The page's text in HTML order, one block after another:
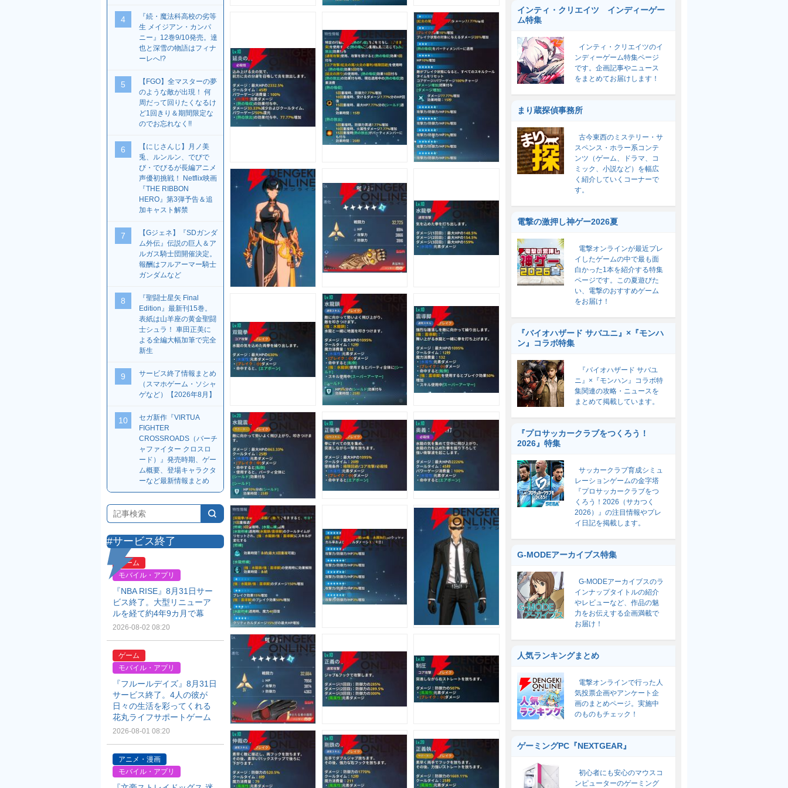
4
『続・魔法科高校の劣等
生 メイジアン・カンパ
ニー』12巻9/10発売。達
也と深雪の物語はフィナ
ーレへ!?
5
【FGO】全マスターの夢
のような敵が出現！ 何
周だって回りたくなるけ
ど1回きり＆期間限定な
のでお忘れなく!!
6
【にじさんじ】月ノ美
兎、ルンルン、でびで
び・でびるが長編アニメ
声優初挑戦！ Netflix映画
『THE RIBBON
HERO』第3弾予告＆追
加キャスト解禁
7
【Gジェネ】『SDガンダ
ム外伝』伝説の巨人＆ア
ルガス騎士団開催決定。
報酬はフルアーマー騎士
ガンダムなど
8
『聖闘士星矢 Final
Edition』最新刊15巻。
表紙は山羊座の黄金聖闘
士シュラ！ 車田正美に
よる全編大幅加筆で完全
新生
9
サービス終了情報まとめ
（スマホゲーム・ソシャ
ゲなど）【2026年8月】
10
セガ新作『VIRTUA
FIGHTER
CROSSROADS（バーチ
ャファイター クロスロ
ード）』発売時期、ゲー
ム概要、登場キャラクタ
ーなど最新情報まとめ
#サービス終了
ゲーム
モバイル・アプリ
『NBA RISE』8月31日サー
ビス終了。大型リニューア
ルを経て約4年9カ月で幕
2026-08-02 08:20
ゲーム
モバイル・アプリ
『フルールデイズ』8月31日
サービス終了。4人の彼が
日々の生活を彩ってくれる
花丸ライフサポートゲーム
2026-08-01 08:20
アニメ・漫画
モバイル・アプリ
インティ・クリエイツ インディーゲー
ム特集
インティ・クリエイツのイ
ンディーゲーム特集ページ
です。企画記事やニュース
をまとめてお届けします！
まり蔵探偵事務所
古今東西のミステリー・サ
スペンス・ホラー系コンテ
ンツ（ゲーム、ドラマ、コ
ミック、小説など）を幅広
く紹介していくコーナーで
す。
電撃の激押し神ゲー2026夏
電撃オンラインが最近プレ
イしたゲームの中で最も面
白かった1本を紹介する特集
ページです。この夏遊びた
い、電撃のおすすめゲーム
をお届け！
『バイオハザード サバユニ』×『モンハ
ン』コラボ特集
『バイオハザード サバユ
ニ』×『モンハン』コラボ特
集関連の攻略・ニュースを
まとめて掲載しています。
『プロサッカークラブをつくろう！
2026』特集
サッカークラブ育成シミュ
レーションゲームの金字塔
『プロサッカークラブをつ
くろう！2026（サカつく
2026）』の注目情報やプレ
イ日記を掲載します。
G-MODEアーカイブス特集
G-MODEアーカイブスのラ
インナップタイトルの紹介
やレビューなど、作品の魅
力をお伝えする企画満載で
お届け！
人気ランキングまとめ
電撃オンラインで行った人
気投票企画やアンケート企
画のまとめページ。実施中
のものもチェック！
ゲーミングPC『NEXTGEAR』
初心者にも安心のマウスコ
ンピューターのゲーミング